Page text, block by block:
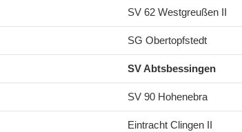
SV 62 Westgreußen II
SG Obertopfstedt
SV Abtsbessingen
SV 90 Hohenebra
Eintracht Clingen II